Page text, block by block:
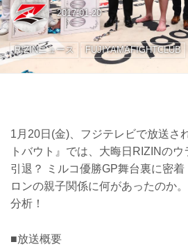
2017-01-20
RIZINニュース FUJIYAMAFIGHTCLUB
1月20日(金)、フジテレビで放送さ
トバウト』では、大晦日RIZINの
引退？ ミルコ優勝GP舞台裏に密着
ロンの親子関係に何があったのか
分析！
■放送概要